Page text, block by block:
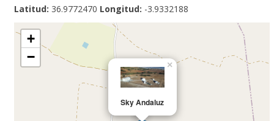
Latitud: 36.9772470 Longitud: -3.9332188
Sky Andaluz
×
+
−